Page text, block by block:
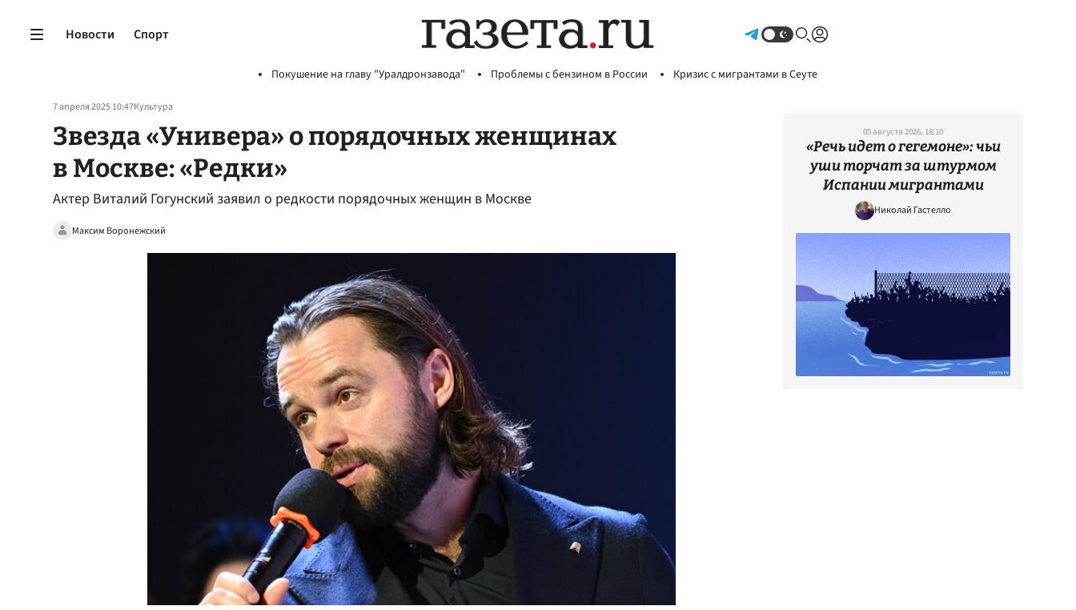
Новости Спорт
Покушение на главу "Уралдронзавода" Проблемы с бензином в России Кризис с мигрантами в Сеуте
7 апреля 2025 10:47Культура
Звезда «Универа» о порядочных женщинах
в Москве: «Редки»
Актер Виталий Гогунский заявил о редкости порядочных женщин в Москве
Максим Воронежский
05 августа 2026, 18:10
«Речь идет о гегемоне»: чьи
уши торчат за штурмом
Испании мигрантами
Николай Гастелло